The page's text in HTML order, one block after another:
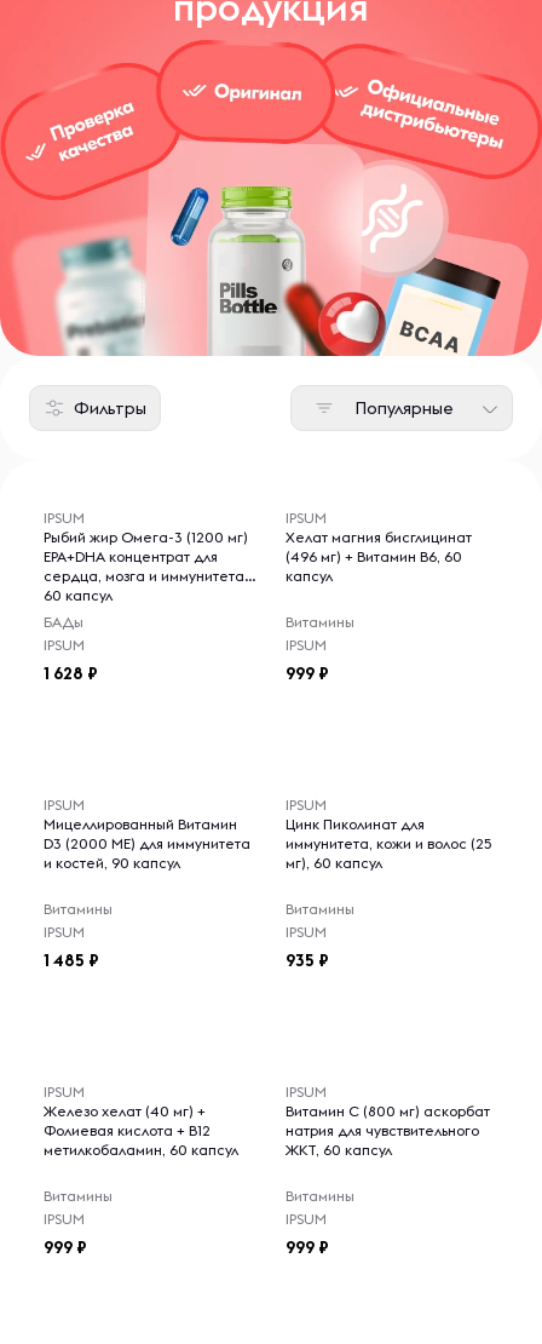
Фильтры Популярные
IPSUM
Рыбий жир Омега-3 (1200 мг)
EPA+DHA концентрат для
сердца, мозга и иммунитета,
60 капсул
БАДы
IPSUM
1 628
IPSUM
Хелат магния бисглицинат
(496 мг) + Витамин B6, 60
капсул
Витамины
IPSUM
999
IPSUM
Мицеллированный Витамин
D3 (2000 МЕ) для иммунитета
и костей, 90 капсул
Витамины
IPSUM
1 485
IPSUM
Цинк Пиколинат для
иммунитета, кожи и волос (25
мг), 60 капсул
Витамины
IPSUM
935
IPSUM
Железо хелат (40 мг) +
Фолиевая кислота + B12
метилкобаламин, 60 капсул
Витамины
IPSUM
999
IPSUM
Витамин С (800 мг) аскорбат
натрия для чувствительного
ЖКТ, 60 капсул
Витамины
IPSUM
999